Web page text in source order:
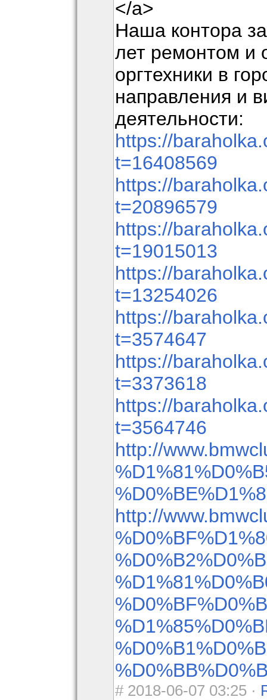
</a>
Наша контора
лет ремонтом и
оргтехники в
направления и
деятельности:
https://
t=16408569
https://
t=20896579
https://
t=19015013
https://
t=13254026
https://
t=3574647
https://
t=3373618
https://
t=3564746
http://
http://
#2018-06-07 03:25 ·